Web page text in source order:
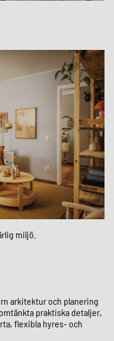
miljö.
arkitektur och planering
praktiska detaljer,
flexibla hyres- och